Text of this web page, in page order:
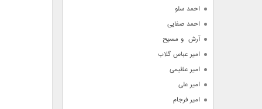
احمد سلو
احمد صفایی
آرش  و مسیح
امیر عباس گلاب
امیر عظیمی
امیر علی
امیر فرجام